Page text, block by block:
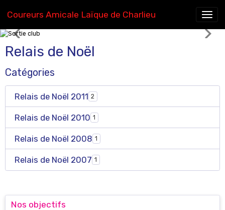
Coureurs Amicale Laïque de Charlieu
Relais de Noël
Catégories
Relais de Noël 2011 2
Relais de Noël 2010 1
Relais de Noël 2008 1
Relais de Noël 2007 1
Nos objectifs